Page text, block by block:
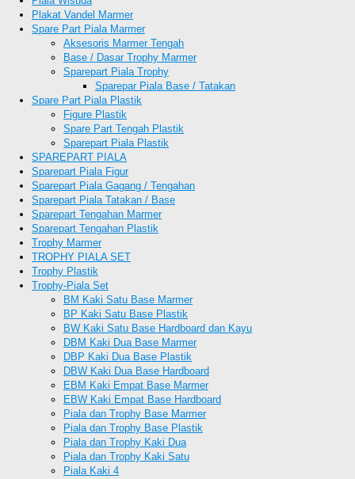
Plakat Vandel Marmer
Spare Part Piala Marmer
Aksesoris Marmer Tengah
Base / Dasar Trophy Marmer
Sparepart Piala Trophy
Sparepar Piala Base / Tatakan
Spare Part Piala Plastik
Figure Plastik
Spare Part Tengah Plastik
Sparepart Piala Plastik
SPAREPART PIALA
Sparepart Piala Figur
Sparepart Piala Gagang / Tengahan
Sparepart Piala Tatakan / Base
Sparepart Tengahan Marmer
Sparepart Tengahan Plastik
Trophy Marmer
TROPHY PIALA SET
Trophy Plastik
Trophy-Piala Set
BM Kaki Satu Base Marmer
BP Kaki Satu Base Plastik
BW Kaki Satu Base Hardboard dan Kayu
DBM Kaki Dua Base Marmer
DBP Kaki Dua Base Plastik
DBW Kaki Dua Base Hardboard
EBM Kaki Empat Base Marmer
EBW Kaki Empat Base Hardboard
Piala dan Trophy Base Marmer
Piala dan Trophy Base Plastik
Piala dan Trophy Kaki Dua
Piala dan Trophy Kaki Satu
Piala Kaki 4